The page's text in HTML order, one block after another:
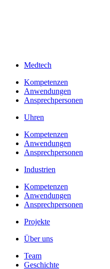
Medtech
Kompetenzen
Anwendungen
Ansprechpersonen
Uhren
Kompetenzen
Anwendungen
Ansprechpersonen
Industrien
Kompetenzen
Anwendungen
Ansprechpersonen
Projekte
Über uns
Team
Geschichte